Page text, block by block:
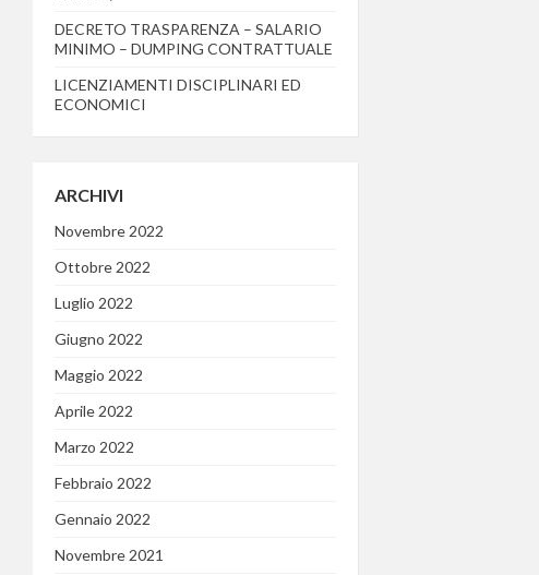
DECRETO TRASPARENZA – SALARIO
MINIMO – DUMPING CONTRATTUALE
LICENZIAMENTI DISCIPLINARI ED
ECONOMICI
ARCHIVI
Novembre 2022
Ottobre 2022
Luglio 2022
Giugno 2022
Maggio 2022
Aprile 2022
Marzo 2022
Febbraio 2022
Gennaio 2022
Novembre 2021